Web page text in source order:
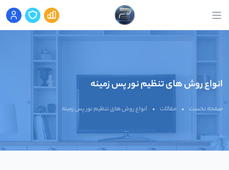
انواع روش های تنظیم نور پس زمینه
صفحه نخست • مقالات • انواع روش های تنظیم نور پس زمینه